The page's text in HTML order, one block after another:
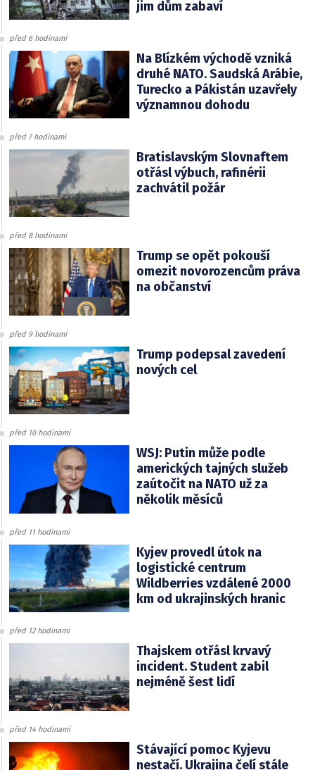
jim dům zabaví
před 6 hodinami
Na Blízkém východě vzniká
druhé NATO. Saudská Arábie,
Turecko a Pákistán uzavřely
významnou dohodu
před 7 hodinami
Bratislavským Slovnaftem
otřásl výbuch, rafinérii
zachvátil požár
před 8 hodinami
Trump se opět pokouší
omezit novorozencům práva
na občanství
před 9 hodinami
Trump podepsal zavedení
nových cel
před 10 hodinami
WSJ: Putin může podle
amerických tajných služeb
zaútočit na NATO už za
několik měsíců
před 11 hodinami
Kyjev provedl útok na
logistické centrum
Wildberries vzdálené 2000
km od ukrajinských hranic
před 12 hodinami
Thajskem otřásl krvavý
incident. Student zabil
nejméně šest lidí
před 14 hodinami
Stávající pomoc Kyjevu
nestačí. Ukrajina čelí stále